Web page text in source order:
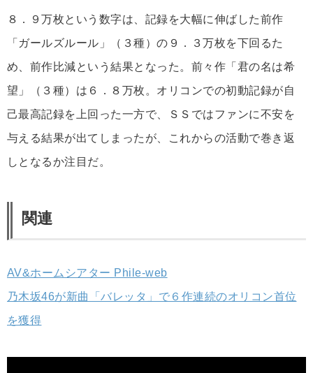
８．９万枚という数字は、記録を大幅に伸ばした前作
「ガールズルール」（３種）の９．３万枚を下回るた
め、前作比減という結果となった。前々作「君の名は希
望」（３種）は６．８万枚。オリコンでの初動記録が自
己最高記録を上回った一方で、ＳＳではファンに不安を
与える結果が出てしまったが、これからの活動で巻き返
しとなるか注目だ。
関連
AV&ホームシアター Phile-web
乃木坂46が新曲「バレッタ」で６作連続のオリコン首位
を獲得